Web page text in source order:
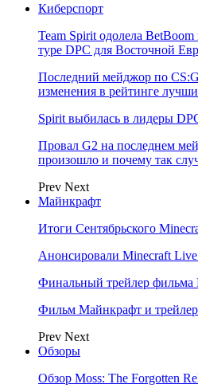
Киберспорт
Team Spirit одолела BetBoom
туре DPC для Восточной
Последний мейджор по
изменения в рейтинге
Spirit выбилась в лидеры
Провал G2 на последнем
произошло и почему так
Prev Next
Майнкрафт
Итоги Сентябрьского
Анонсировали Minecraft
Финальный трейлер
Фильм Майнкрафт и трейлер
Prev Next
Обзоры
Обзор Moss: The Forgotten